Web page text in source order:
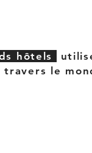
hôtels
le